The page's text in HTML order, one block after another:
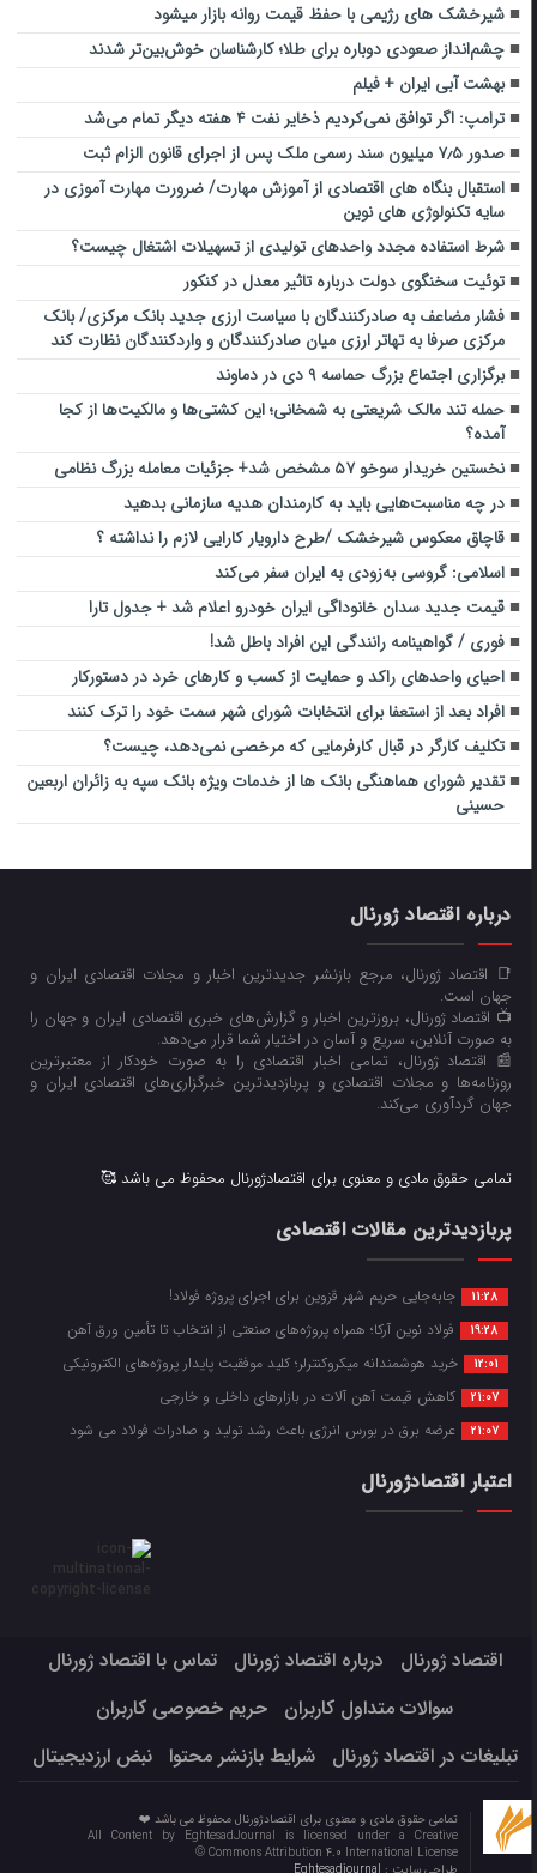
شیرخشک های رژیمی با حفظ قیمت روانه بازار میشود
چشم‌انداز صعودی دوباره برای طلا؛ کارشناسان خوش‌بین‌تر شدند
بهشت آبی ایران + فیلم
ترامپ: اگر توافق نمی‌کردیم ذخایر نفت ۴ هفته دیگر تمام می‌شد
صدور ۷٫۵ میلیون سند رسمی ملک پس از اجرای قانون الزام ثبت
استقبال بنگاه های اقتصادی از آموزش مهارت/ ضرورت مهارت آموزی در
سایه تکنولوژی های نوین
شرط استفاده مجدد واحدهای تولیدی از تسهیلات اشتغال چیست؟
توئیت سخنگوی دولت درباره تاثیر معدل در کنکور
فشار مضاعف به صادرکنندگان با سیاست‌ ارزی جدید بانک مرکزی/ بانک
مرکزی صرفا به تهاتر ارزی میان صادرکنندگان و واردکنندگان نظارت کند
برگزاری اجتماع بزرگ حماسه ۹ دی در دماوند
حمله تند مالک شریعتی به شمخانی؛ این کشتی‌ها و مالکیت‌ها از کجا
آمده؟
نخستین خریدار سوخو ۵۷ مشخص شد+ جزئیات معامله بزرگ نظامی
در چه مناسبت‌هایی باید به کارمندان هدیه سازمانی بدهید
قاچاق معکوس شیرخشک /طرح دارویار کارایی لازم را نداشته ؟
اسلامی: گروسی به‌زودی به ایران سفر می‌کند
قیمت جدید سدان خانوداگی ایران خودرو اعلام شد + جدول تارا
فوری / گواهینامه رانندگی این افراد باطل شد!
احیای واحدهای راکد و حمایت از کسب و کارهای خرد در دستورکار
افراد بعد از استعفا برای انتخابات شورای شهر سمت خود را ترک کنند
تکلیف کارگر در قبال کارفرمایی که مرخصی نمی‌دهد، چیست؟
تقدیر شورای هماهنگی بانک ها از خدمات ویژه بانک سپه به زائران اربعین
حسینی
درباره اقتصاد ژورنال
📑 اقتصاد ژورنال، مرجع بازنشر جدیدترین اخبار و مجلات اقتصادی ایران و
جهان است.
📺 اقتصاد ژورنال، بروزترین اخبار و گزارش‌های خبری اقتصادی ایران و جهان را
به صورت آنلاین، سریع و آسان در اختیار شما قرار می‌‌دهد.
📰 اقتصاد ژورنال، تمامی اخبار اقتصادی را به صورت خودکار از معتبرترین
روزنامه‌ها و مجلات اقتصادی و پربازدیدترین خبرگزاری‌های اقتصادی ایران و
جهان گردآوری می‌کند.
تمامی حقوق مادی و معنوی برای اقتصادژورنال محفوظ می باشد 🥰
پربازدیدترین مقالات اقتصادی
11:28 جابه‌جایی حریم شهر قزوین برای اجرای پروژه فولاد!
19:28 فولاد نوین آرکا؛ همراه پروژه‌های صنعتی از انتخاب تا تأمین ورق آهن
12:01 خرید هوشمندانه میکروکنترلر؛ کلید موفقیت پایدار پروژه‌های الکترونیکی
21:07 کاهش قیمت آهن آلات در بازارهای داخلی و خارجی
21:07 عرضه برق در بورس انرژی باعث رشد تولید و صادرات فولاد می شود
اعتبار اقتصادژورنال
اقتصاد ژورنال درباره اقتصاد ژورنال
تماس با اقتصاد ژورنال
سوالات متداول کاربران
حریم خصوصی کاربران
تبلیغات در اقتصاد ژورنال
شرایط بازنشر محتوا نبض ارزدیجیتال
تمامی حقوق مادی و معنوی برای اقتصادژورنال محفوظ می باشد ❤️
All Content by EghtesadJournal is licensed under a Creative
Commons Attribution 4.0 International License ©️